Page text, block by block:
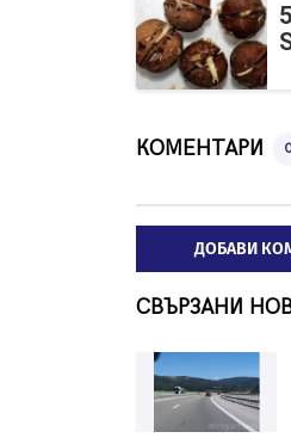
КОМЕНТАРИ
ДОБАВИ
СВЪРЗАНИ